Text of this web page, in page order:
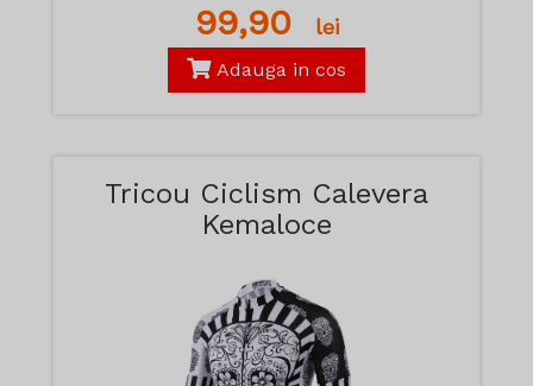
99,90 lei
Adauga in cos
Tricou Ciclism Calevera
Kemaloce